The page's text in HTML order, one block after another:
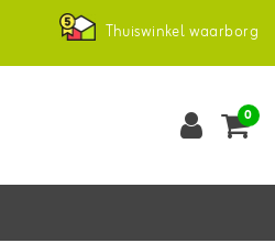
Thuiswinkel waarborg
0